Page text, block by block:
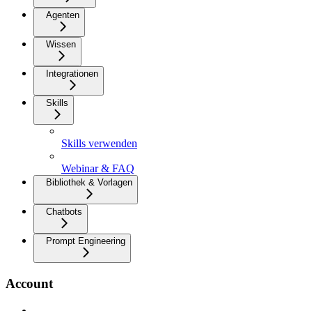
Agenten
Wissen
Integrationen
Skills
Skills verwenden
Webinar & FAQ
Bibliothek & Vorlagen
Chatbots
Prompt Engineering
Account